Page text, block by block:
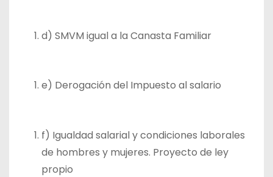
d) SMVM igual a la Canasta Familiar
e) Derogación del Impuesto al salario
f) Igualdad salarial y condiciones laborales
de hombres y mujeres. Proyecto de ley
propio